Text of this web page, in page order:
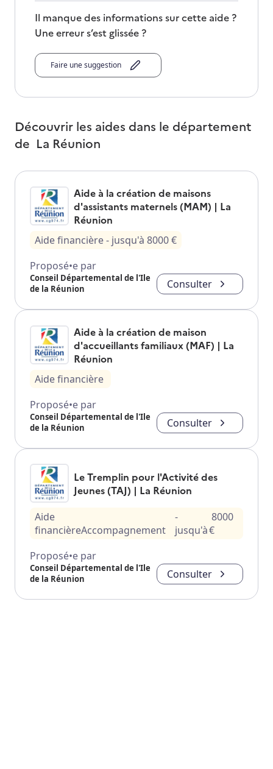
Il manque des informations sur cette aide ?
Une erreur s’est glissée ?
Faire une suggestion
Découvrir les aides dans le département
de La Réunion
Aide à la création de maisons
d'assistants maternels (MAM) | La
Réunion
Aide financière- jusqu'à 8000€
Proposé•e par
Conseil Départemental de l'Ile
de la Réunion
Consulter
Aide à la création de maison
d'accueillants familiaux (MAF) | La
Réunion
Aide financière
Proposé•e par
Conseil Départemental de l'Ile
de la Réunion
Consulter
Le Tremplin pour l'Activité des
Jeunes (TAJ) | La Réunion
Aide
financièreAccompagnement
-
jusqu'à
8000
€
Proposé•e par
Conseil Départemental de l'Ile
de la Réunion
Consulter